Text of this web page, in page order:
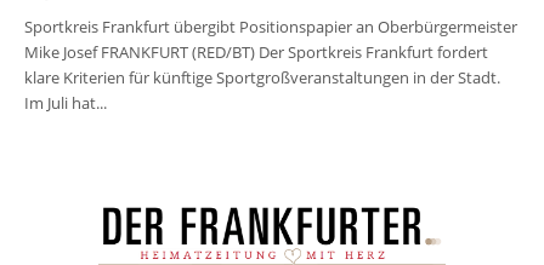
Sportkreis Frankfurt übergibt Positionspapier an Oberbürgermeister
Mike Josef FRANKFURT (RED/BT) Der Sportkreis Frankfurt fordert
klare Kriterien für künftige Sportgroßveranstaltungen in der Stadt.
Im Juli hat...